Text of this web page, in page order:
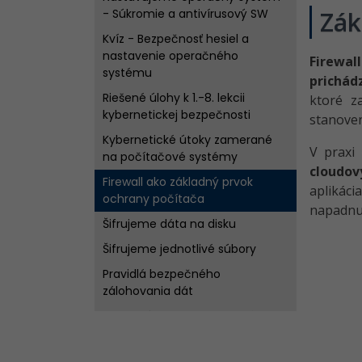
- Súkromie a antivírusový SW
Kvíz - Bezpečnosť hesiel a
nastavenie operačného
systému
Riešené úlohy k 1.-8. lekcii
kybernetickej bezpečnosti
Kybernetické útoky zamerané
na počítačové systémy
Firewall ako základný prvok
ochrany počítača
Šifrujeme dáta na disku
Šifrujeme jednotlivé súbory
Pravidlá bezpečného
zálohovania dát
Firewall
ktoré
V praxi